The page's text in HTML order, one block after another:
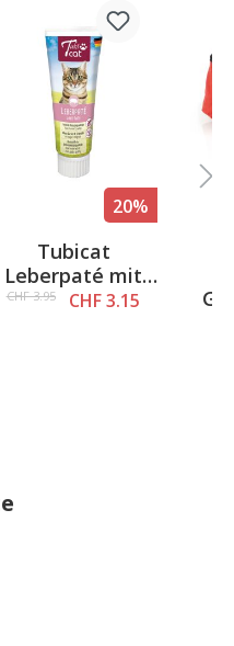
5 stars
20%
Tubicat
Leberpaté mit
Katzenminze,
CHF 3.95 CHF 3.15